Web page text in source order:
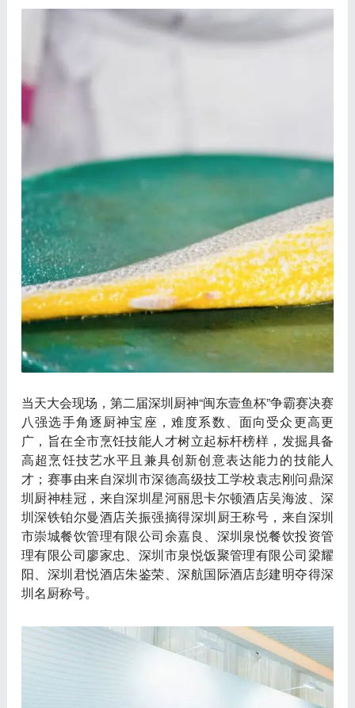
当天大会现场，第二届深圳厨神“闽东壹鱼杯”争霸赛决赛
八强选手角逐厨神宝座，难度系数、面向受众更高更
广，旨在全市烹饪技能人才树立起标杆榜样，发掘具备
高超烹饪技艺水平且兼具创新创意表达能力的技能人
才；赛事由来自深圳市深德高级技工学校袁志刚问鼎深
圳厨神桂冠，来自深圳星河丽思卡尔顿酒店吴海波、深
圳深铁铂尔曼酒店关振强摘得深圳厨王称号，来自深圳
市崇城餐饮管理有限公司余嘉良、深圳泉悦餐饮投资管
理有限公司廖家忠、深圳市泉悦饭聚管理有限公司梁耀
阳、深圳君悦酒店朱鉴荣、深航国际酒店彭建明夺得深
圳名厨称号。